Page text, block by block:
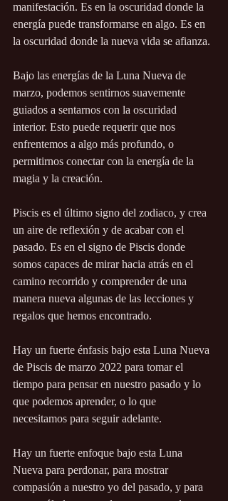
manifestación. Es en la oscuridad donde la
energía puede transformarse en algo. Es en
la oscuridad donde la nueva vida se afianza.
Bajo las energías de la Luna Nueva de
marzo, podemos sentirnos suavemente
guiados a sentarnos con la oscuridad
interior. Esto puede requerir que nos
enfrentemos a algo más profundo, o
permitirnos conectar con la energía de la
magia y la creación.
Piscis es el último signo del zodiaco, y crea
un aire de reflexión y de acabar con el
pasado. Es en el signo de Piscis donde
somos capaces de mirar hacia atrás en el
camino recorrido y comprender de una
manera nueva algunas de las lecciones y
regalos que hemos encontrado.
Hay un fuerte énfasis bajo esta Luna Nueva
de Piscis de marzo 2022 para tomar el
tiempo para pensar en nuestro pasado y lo
que podemos aprender, o lo que
necesitamos para seguir adelante.
Hay un fuerte enfoque bajo esta Luna
Nueva para perdonar, para mostrar
compasión a nuestro yo del pasado, y para